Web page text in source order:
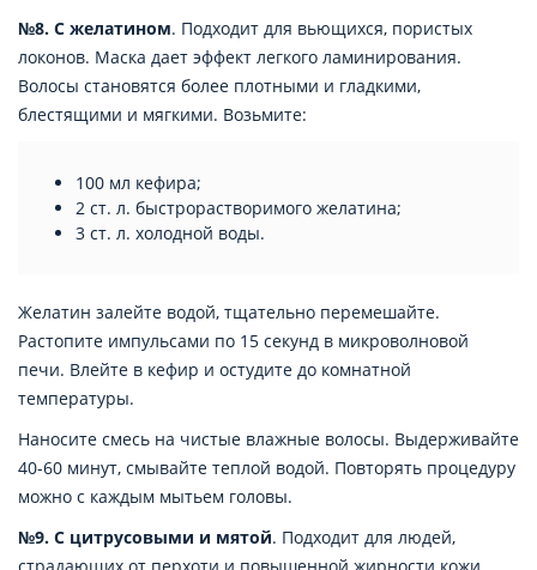
№8. С желатином. Подходит для вьющихся, пористых
локонов. Маска дает эффект легкого ламинирования.
Волосы становятся более плотными и гладкими,
блестящими и мягкими. Возьмите:
100 мл кефира;
2 ст. л. быстрорастворимого желатина;
3 ст. л. холодной воды.
Желатин залейте водой, тщательно перемешайте.
Растопите импульсами по 15 секунд в микроволновой
печи. Влейте в кефир и остудите до комнатной
температуры.
Наносите смесь на чистые влажные волосы. Выдерживайте
40-60 минут, смывайте теплой водой. Повторять процедуру
можно с каждым мытьем головы.
№9. С цитрусовыми и мятой. Подходит для людей,